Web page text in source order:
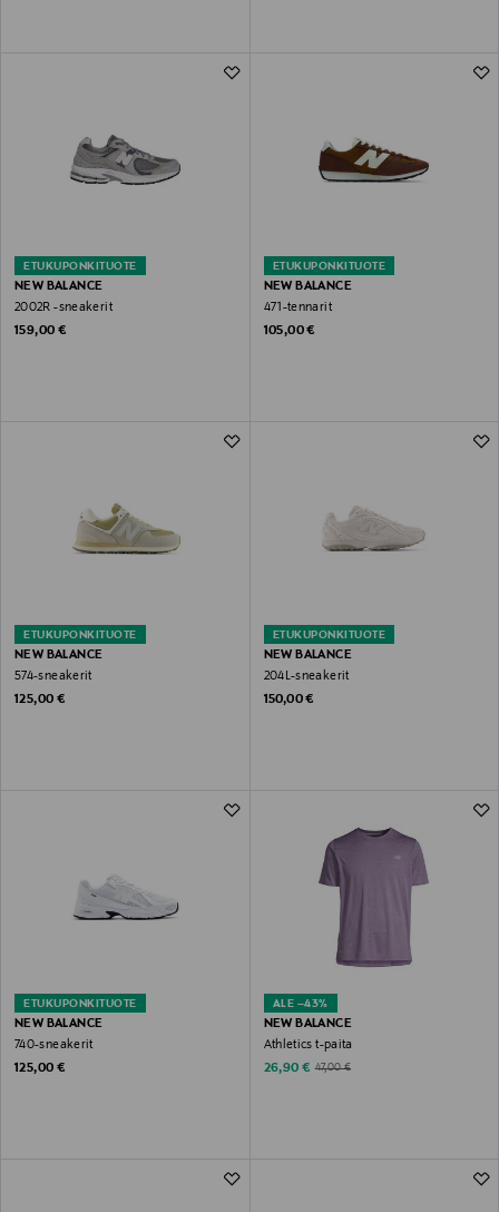
ETUKUPONKITUOTE
NEW BALANCE
2002R -sneakerit
Original Price
159,00 €
ETUKUPONKITUOTE
NEW BALANCE
471-tennarit
Original Price
105,00 €
ETUKUPONKITUOTE
NEW BALANCE
574-sneakerit
Original Price
125,00 €
ETUKUPONKITUOTE
NEW BALANCE
204L-sneakerit
Original Price
150,00 €
ETUKUPONKITUOTE
NEW BALANCE
740-sneakerit
Original Price
125,00 €
ALE –43%
NEW BALANCE
Athletics t-paita
Discounted Price
26,90 € Original Price
47,00 €